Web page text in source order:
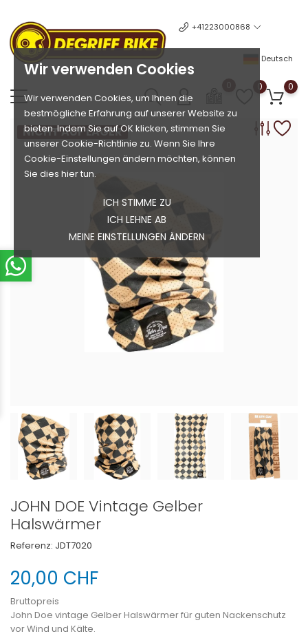
Wir verwenden Cookies
Wir verwenden Cookies, um Ihnen die
bestmögliche Erfahrung auf unserer Website zu
bieten. Indem Sie auf OK klicken, stimmen Sie
unserer Cookie-Richtlinie zu. Wenn Sie Ihre
Cookie-Einstellungen ändern möchten, können
Sie dies hier tun.
ICH STIMME ZU
ICH LEHNE AB
MEINE EINSTELLUNGEN ÄNDERN
+41223000868
Deutsch
0 0
NICHT AUF LAGER
JOHN DOE Vintage Gelber
Halswärmer
Referenz: JDT7020
20,00 CHF
Bruttopreis
John Doe vintage Gelber Halswärmer für guten Nackenschutz
vor Wind und Kälte.